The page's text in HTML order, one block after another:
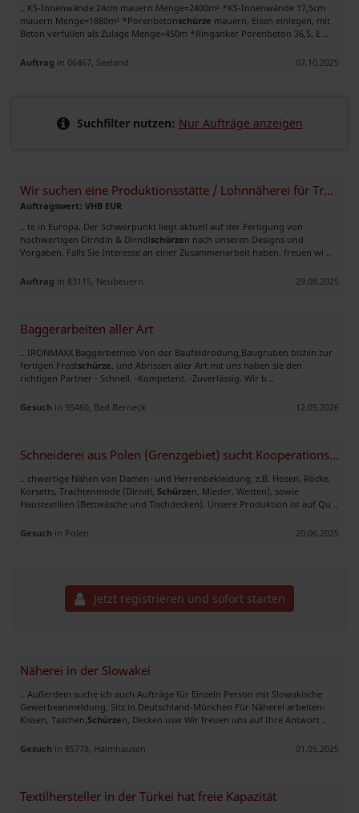
.. KS-Innenwände 24cm mauern Menge=2400m² *KS-Innenwände 17,5cm
mauern Menge=1880m² *Porenbetonschürze mauern, Eisen einlegen, mit
Beton verfüllen als Zulage Menge=450m *Ringanker Porenbeton 36,5, E ..
Auftrag in 06467, Seeland 07.10.2025
Suchfilter nutzen: Nur Aufträge anzeigen
Wir suchen eine Produktionsstätte / Lohnnäherei für Trachtenmode
Auftragswert: VHB EUR
.. te in Europa. Der Schwerpunkt liegt aktuell auf der Fertigung von
hochwertigen Dirndln & Dirndlschürzen nach unseren Designs und
Vorgaben. Falls Sie Interesse an einer Zusammenarbeit haben, freuen wi ..
Auftrag in 83115, Neubeuern 29.08.2025
Baggerarbeiten aller Art
.. IRONMAXX Baggerbetrieb Von der Baufeldrodung,Baugruben bishin zur
fertigen Frostschürze , und Abrissen aller Art mit uns haben sie den
richtigen Partner - Schnell. -Kompetent. -Zuverlässig. Wir b ..
Gesuch in 95460, Bad Berneck 12.05.2026
Schneiderei aus Polen (Grenzgebiet) sucht Kooperationspartner
.. chwertige Nähen von Damen- und Herrenbekleidung, z.B. Hosen, Röcke,
Korsetts, Trachtenmode (Dirndl, Schürzen, Mieder, Westen), sowie
Haustextilien (Bettwäsche und Tischdecken). Unsere Produktion ist auf Qu ..
Gesuch in Polen 20.06.2025
Jetzt registrieren und sofort starten
Näherei in der Slowakei
.. Außerdem suche ich auch Aufträge für Einzeln Person mit Slowakische
Gewerbeanmeldung, Sitz in Deutschland-München Für Näherei arbeiten-
Kissen, Taschen,Schürzen, Decken usw Wir freuen uns auf Ihre Antwort ..
Gesuch in 85778, Haimhausen 01.05.2025
Textilhersteller in der Türkei hat freie Kapazität